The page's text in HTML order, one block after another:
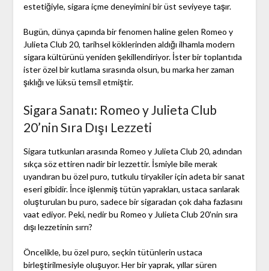
estetiğiyle, sigara içme deneyimini bir üst seviyeye taşır.
Bugün, dünya çapında bir fenomen haline gelen Romeo y
Julieta Club 20, tarihsel köklerinden aldığı ilhamla modern
sigara kültürünü yeniden şekillendiriyor. İster bir toplantıda
ister özel bir kutlama sırasında olsun, bu marka her zaman
şıklığı ve lüksü temsil etmiştir.
Sigara Sanatı: Romeo y Julieta Club
20’nin Sıra Dışı Lezzeti
Sigara tutkunları arasında Romeo y Julieta Club 20, adından
sıkça söz ettiren nadir bir lezzettir. İsmiyle bile merak
uyandıran bu özel puro, tutkulu tiryakiler için adeta bir sanat
eseri gibidir. İnce işlenmiş tütün yaprakları, ustaca sarılarak
oluşturulan bu puro, sadece bir sigaradan çok daha fazlasını
vaat ediyor. Peki, nedir bu Romeo y Julieta Club 20'nin sıra
dışı lezzetinin sırrı?
Öncelikle, bu özel puro, seçkin tütünlerin ustaca
birleştirilmesiyle oluşuyor. Her bir yaprak, yıllar süren